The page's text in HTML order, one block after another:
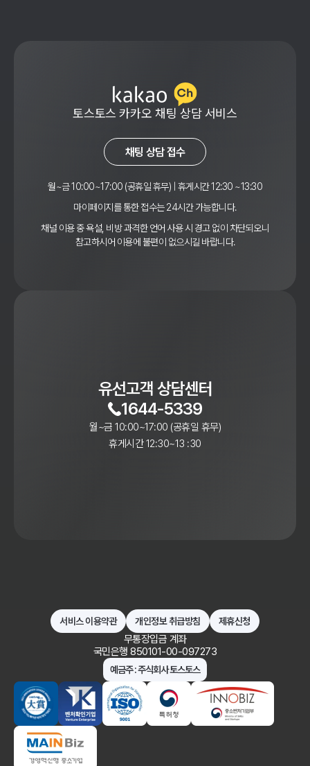
토스토스 카카오 채팅 상담 서비스
채팅 상담 접수
월~금 10:00~17:00 (공휴일 휴무) | 휴게시간 12:30 ~13:30
마이페이지를 통한 접수는 24시간 가능합니다.
채널 이용 중 욕설, 비방 과격한 언어 사용 시 경고 없이 차단되오니
참고하시어 이용에 불편이 없으시길 바랍니다.
유선고객 상담센터
1644-5339
월~금 10:00~17:00 (공휴일 휴무)
휴게시간 12:30~13 :30
서비스 이용약관 개인정보 취급방침 제휴신청
무통장입금 계좌
국민은행 850101-00-097273
예금주 : 주식회사 토스토스